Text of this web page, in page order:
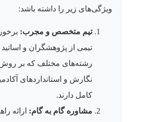
ویژگی‌های زیر را داشته باشد:
تیم متخصص و مجرب:
تیمی از پژوهشگران و
رشته‌های مختلف که بر
نگارش و استانداردهای
کامل دارند.
مشاوره گام به گام: ارائه